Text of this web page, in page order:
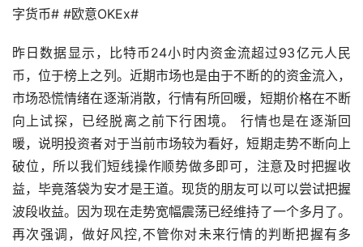
字货币# #欧意OKEx#
昨日数据显示，比特币24小时内资金流超过93亿元人民
币，位于榜上之列。近期市场也是由于不断的的资金流入，
市场恐慌情绪在逐渐消散，行情有所回暖，短期价格在不断
向上试探，已经脱离之前下行困境。 行情也是在逐渐回
暖，说明投资者对于当前市场较为看好，短期走势不断向上
破位，所以我们短线操作顺势做多即可，注意及时把握收
益，毕竟落袋为安才是王道。现货的朋友可以可以尝试把握
波段收益。因为现在走势宽幅震荡已经维持了一个多月了。
再次强调，做好风控,不管你对未来行情的判断把握有多